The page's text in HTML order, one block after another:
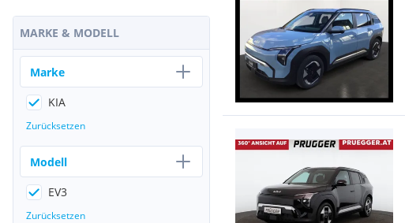
MARKE & MODELL
Marke
KIA
Zurücksetzen
Modell
EV3
Zurücksetzen